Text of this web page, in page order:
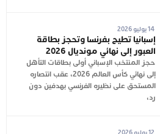
14 يوليو 2026
إسبانيا تطيح بفرنسا وتحجز بطاقة
العبور إلى نهائي مونديال 2026
حجز المنتخب الإسباني أولى بطاقات التأهل
إلى نهائي كأس العالم 2026، عقب انتصاره
المستحق على نظيره الفرنسي بهدفين دون
رد،